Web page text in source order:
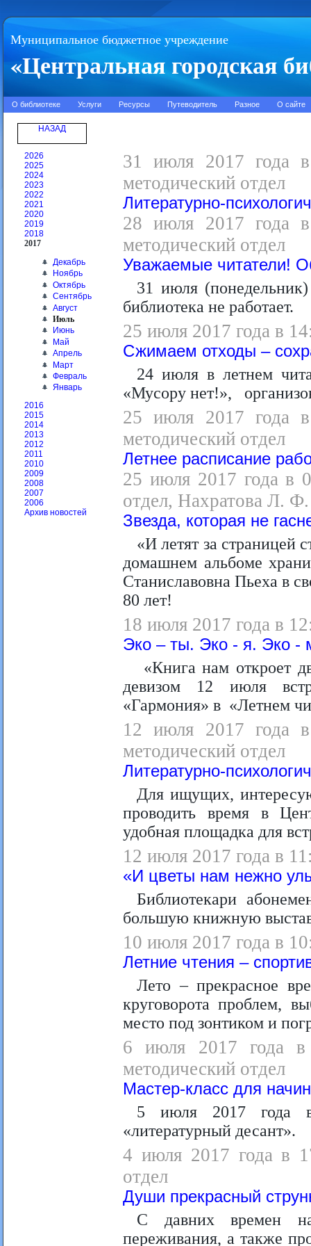
Муниципальное бюджетное учреждение
«Центральная городская
О библиотеке Услуги Ресурсы Путеводитель Разное О сайте
НАЗАД
2026
2025
2024
2023
2022
2021
2020
2019
2018
2017
Декабрь
Ноябрь
Октябрь
Сентябрь
Август
Июль
Июнь
Май
Апрель
Март
Февраль
Январь
2016
2015
2014
2013
2012
2011
2010
2009
2008
2007
2006
Архив новостей
31 июля 2017 года в
методический отдел
Литературно-
28 июля 2017 года в
методический отдел
Уважаемые читатели!
31 июля
библиотека не работает.
25 июля 2017 года в
Сжимаем отходы –
24 июля в летнем
«Мусору нет!»,
25 июля 2017 года в
методический отдел
Летнее расписание
25 июля 2017 года в
отдел, Нахратова Л. Ф.
Звезда, которая не
«И летят за страницей
домашнем альбоме
Станиславовна Пьеха в
80 лет!
18 июля 2017 года в
Эко – ты. Эко - я. Эко -
«Книга нам откроет
девизом 12 июля
«Гармония» в «Летнем
12 июля 2017 года в
методический отдел
Литературно-
Для ищущих,
проводить время в
удобная площадка для
12 июля 2017 года в
«И цветы нам нежно
Библиотекари
большую книжную
10 июля 2017 года в
Летние чтения –
Лето – прекрасное
круговорота проблем,
место под зонтиком и
6 июля 2017 года в
методический отдел
Мастер-класс для
5 июля 2017 года в
«литературный десант».
4 июля 2017 года в
отдел
Души прекрасный
С давних времен
переживания, а также